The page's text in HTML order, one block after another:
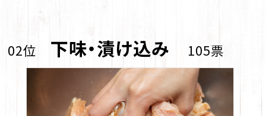
02位 下味・漬け込み 105票